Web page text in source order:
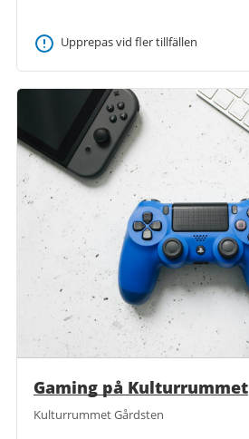
Upprepas vid fler tillfällen
Gaming på Kulturrummet
Kulturrummet Gårdsten